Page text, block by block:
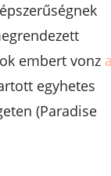
embert vonz
egyhetes
(Paradise